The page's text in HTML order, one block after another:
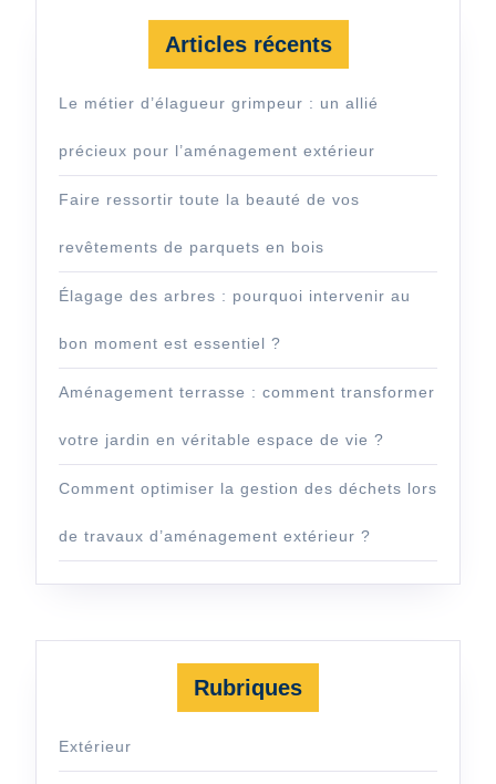
Articles récents
Le métier d’élagueur grimpeur : un allié
précieux pour l’aménagement extérieur
Faire ressortir toute la beauté de vos
revêtements de parquets en bois
Élagage des arbres : pourquoi intervenir au
bon moment est essentiel ?
Aménagement terrasse : comment transformer
votre jardin en véritable espace de vie ?
Comment optimiser la gestion des déchets lors
de travaux d’aménagement extérieur ?
Rubriques
Extérieur